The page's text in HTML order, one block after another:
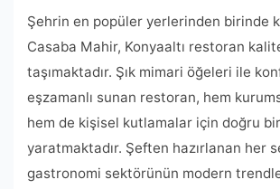
Şehrin en popüler yerlerinden birinde
Casaba Mahir, Konyaaltı restoran
taşımaktadır. Şık mimari öğeleri ile
eşzamanlı sunan restoran, hem
hem de kişisel kutlamalar için doğru
yaratmaktadır. Şeften hazırlanan her
gastronomi sektörünün modern